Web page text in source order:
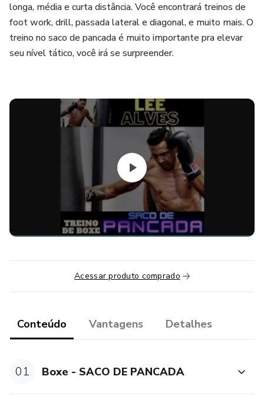
longa, média e curta distância. Você encontrará treinos de
foot work, drill, passada lateral e diagonal, e muito mais. O
treino no saco de pancada é muito importante pra elevar
seu nível tático, você irá se surpreender.
Acessar produto comprado
Conteúdo Vantagens Detalhes
01 Boxe - SACO DE PANCADA